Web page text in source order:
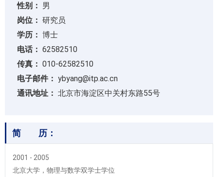
性别： 男
岗位： 研究员
学历： 博士
电话： 62582510
传真： 010-62582510
电子邮件： ybyang@itp.ac.cn
通讯地址： 北京市海淀区中关村东路55号
简 历：
2001 - 2005
北京大学，物理与数学双学士学位